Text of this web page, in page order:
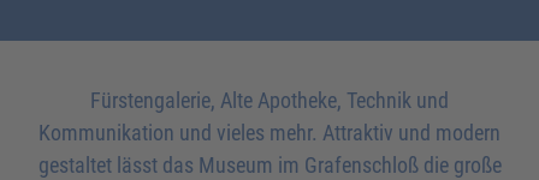
Fürstengalerie, Alte Apotheke, Technik und
Kommunikation und vieles mehr. Attraktiv und modern
gestaltet lässt das Museum im Grafenschloß die große